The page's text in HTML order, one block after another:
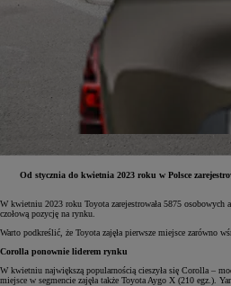
Od stycznia do kwietnia 2023 roku w Polsce
W kwietniu 2023 roku Toyota zarejestrowała 5875
czołową pozycję na rynku.
Warto podkreślić, że Toyota zajęła pierwsze miejsce zarówno
Corolla ponownie liderem rynku
W kwietniu największą popularnością cieszyła się Corolla –
miejsce w segmencie zajęła także Toyota Aygo X (210 egz.).